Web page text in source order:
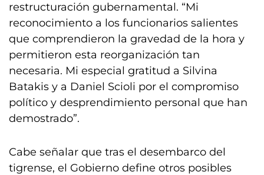
restructuración gubernamental. “Mi
reconocimiento a los funcionarios salientes
que comprendieron la gravedad de la hora y
permitieron esta reorganización tan
necesaria. Mi especial gratitud a Silvina
Batakis y a Daniel Scioli por el compromiso
político y desprendimiento personal que han
demostrado”.
Cabe señalar que tras el desembarco del
tigrense, el Gobierno define otros posibles